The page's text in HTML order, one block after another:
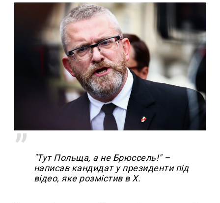
"Тут Польща, а не Брюссель!" –
написав кандидат у президенти під
відео, яке розмістив в X.